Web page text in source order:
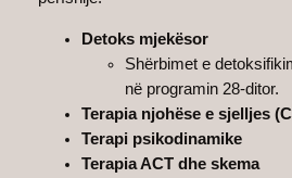
Detoks mjekësor
Shërbimet e
në programin 28-ditor.
Terapia njohëse e sjelljes
Terapi psikodinamike
Terapia ACT dhe skema